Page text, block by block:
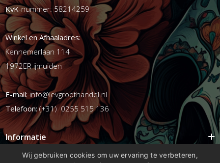
KvK-nummer: 58214259
Winkel en Afhaaladres:
Kennemerlaan 114
1972ER ijmuiden
E-mail:info@levgroothandel.nl
Telefoon:(+31) 0255 515 136
Informatie
Mijn account
Wij gebruiken cookies om uw ervaring te verbeteren,